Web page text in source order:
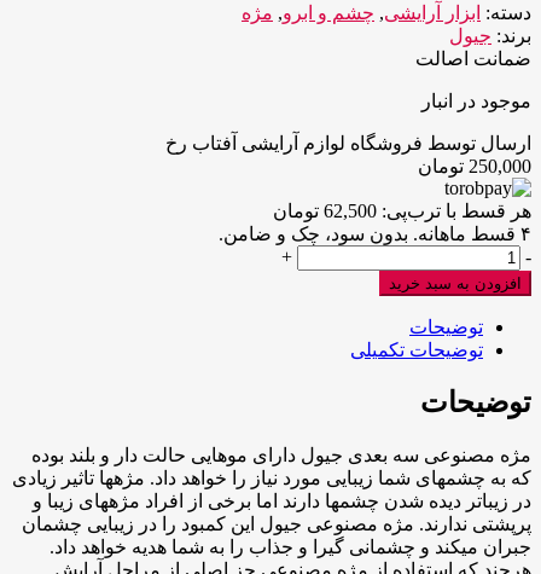
دسته: ابزار آرایشی, چشم و ابرو, مژه
برند: جیول
ضمانت اصالت
موجود در انبار
ارسال توسط فروشگاه لوازم آرایشی آفتاب رخ
250,000 تومان
هر قسط با ترب‌پی: 62,500 تومان
۴ قسط ماهانه. بدون سود، چک و ضامن.
جیول
مژه
سه
بعدی
کد40
-
+
افزودن به سبد خرید
توضیحات
توضیحات تکمیلی
توضیحات
مژه مصنوعی سه بعدی جیول دارای موهایی حالت‎ دار و بلند بوده
که به چشم‎های شما زیبایی مورد نیاز را خواهد داد. مژه‎ها تاثیر زیادی
در زیباتر دیده شدن چشم‎ها دارند اما برخی از افراد مژه‎های زیبا و
پرپشتی ندارند. مژه مصنوعی جیول این کمبود را در زیبایی چشمان
جبران می‎کند و چشمانی گیرا و جذاب را به شما هدیه خواهد داد.
هرچند که استفاده از مژه مصنوعی جز اصلی از مراحل آرایش